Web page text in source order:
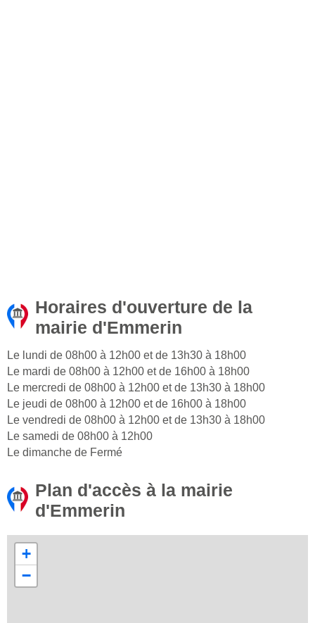
Horaires d'ouverture de la
mairie d'Emmerin
Le lundi de 08h00 à 12h00 et de 13h30 à 18h00
Le mardi de 08h00 à 12h00 et de 16h00 à 18h00
Le mercredi de 08h00 à 12h00 et de 13h30 à 18h00
Le jeudi de 08h00 à 12h00 et de 16h00 à 18h00
Le vendredi de 08h00 à 12h00 et de 13h30 à 18h00
Le samedi de 08h00 à 12h00
Le dimanche de Fermé
Plan d'accès à la mairie
d'Emmerin
+
−